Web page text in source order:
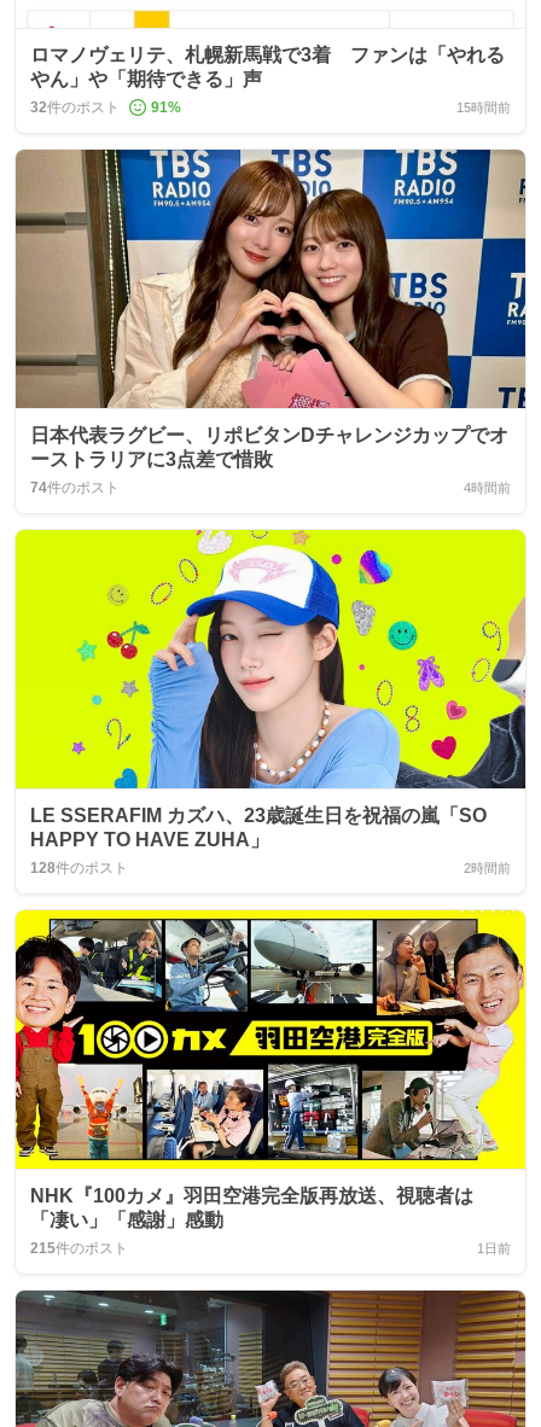
ロマノヴェリテ、札幌新馬戦で3着 ファンは「やれる
やん」や「期待できる」声
32件のポスト 91% 15時間前
日本代表ラグビー、リポビタンDチャレンジカップでオ
ーストラリアに3点差で惜敗
74件のポスト 4時間前
LE SSERAFIM カズハ、23歳誕生日を祝福の嵐「SO
HAPPY TO HAVE ZUHA」
128件のポスト 2時間前
NHK『100カメ』羽田空港完全版再放送、視聴者は
「凄い」「感謝」感動
215件のポスト 1日前